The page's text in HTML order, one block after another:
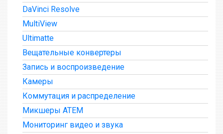
DaVinci Resolve
MultiView
Ultimatte
Вещательные конвертеры
Запись и воспроизведение
Камеры
Коммутация и распределение
Микшеры ATEM
Мониторинг видео и звука